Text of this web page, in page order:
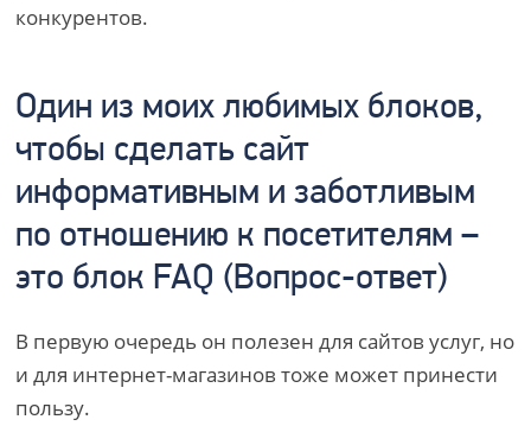
конкурентов.
Один из моих любимых блоков,
чтобы сделать сайт
информативным и заботливым
по отношению к посетителям –
это блок FAQ (Вопрос-ответ)
В первую очередь он полезен для сайтов услуг, но
и для интернет-магазинов тоже может принести
пользу.